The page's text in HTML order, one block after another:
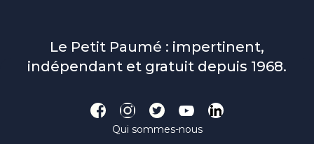
Le Petit Paumé : impertinent,
indépendant et gratuit depuis 1968.
Qui sommes-nous